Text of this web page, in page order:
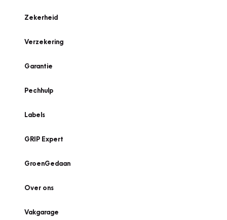
Zekerheid
Verzekering
Garantie
Pechhulp
Labels
GRIP Expert
GroenGedaan
Over ons
Vakgarage